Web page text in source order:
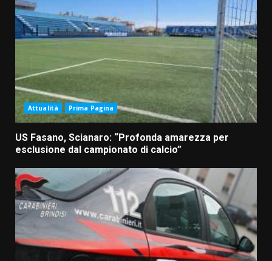
Attualità Prima Pagina
US Fasano, Scianaro: “Profonda amarezza per
esclusione dal campionato di calcio”